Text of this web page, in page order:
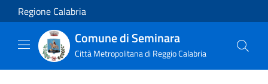
Salta al contenuto principale
Regione Calabria
Comune di Seminara
Città Metropolitana di Reggio Calabria